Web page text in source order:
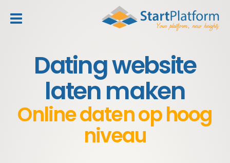
Dating website
laten maken
Online daten op hoog
niveau
header_toggle_navigation